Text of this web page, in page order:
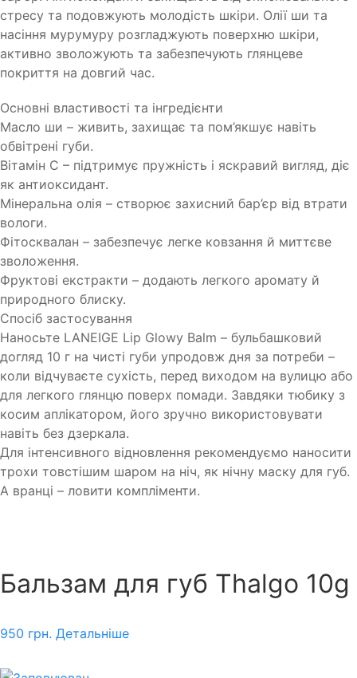
стресу та подовжують молодість шкіри. Олії ши та
насіння мурумуру розгладжують поверхню шкіри,
активно зволожують та забезпечують глянцеве
покриття на довгий час.
Основні властивості та інгредієнти
Масло ши – живить, захищає та пом’якшує навіть
обвітрені губи.
Вітамін С – підтримує пружність і яскравий вигляд, діє
як антиоксидант.
Мінеральна олія – створює захисний бар’єр від втрати
вологи.
Фітосквалан – забезпечує легке ковзання й миттєве
зволоження.
Фруктові екстракти – додають легкого аромату й
природного блиску.
Спосіб застосування
Наносьте LANEIGE Lip Glowy Balm – бульбашковий
догляд 10 г на чисті губи упродовж дня за потреби –
коли відчуваєте сухість, перед виходом на вулицю або
для легкого глянцю поверх помади. Завдяки тюбику з
косим аплікатором, його зручно використовувати
навіть без дзеркала.
Для інтенсивного відновлення рекомендуємо наносити
трохи товстішим шаром на ніч, як нічну маску для губ.
А вранці – ловити компліменти.
Бальзам для губ Thalgo 10g
950 грн. Детальніше